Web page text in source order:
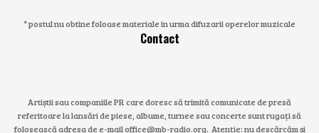
* postul nu obtine foloase materiale in urma difuzarii operelor muzicale
Contact
Artiștii sau companiile PR care doresc să trimită comunicate de presă
referitoare la lansări de piese, albume, turnee sau concerte sunt rugați să
folosească adresa de e-mail office@mb-radio.org. Atenție: nu descărcăm și